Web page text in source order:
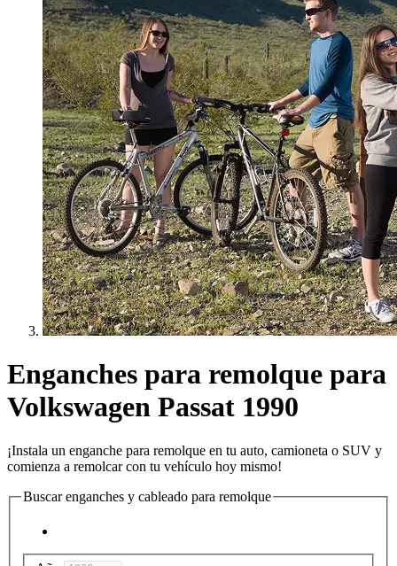
Enganches para remolque para
Volkswagen Passat 1990
¡Instala un enganche para remolque en tu auto, camioneta o SUV y
comienza a remolcar con tu vehículo hoy mismo!
Buscar enganches y cableado para remolque